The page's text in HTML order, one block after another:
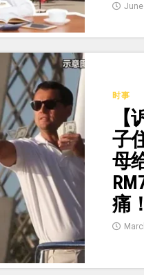
时事
子
母
痛！